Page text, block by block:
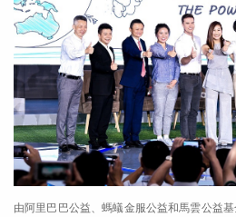
由阿里巴巴公益、螞蟻金服公益和馬雲公益